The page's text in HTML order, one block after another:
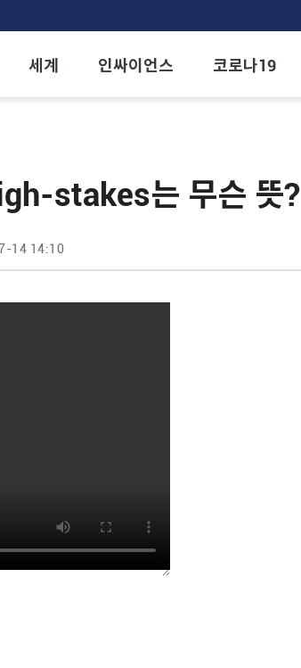
세계 인싸이언스 코로나19
stakes는 무슨 뜻?
14 14:10